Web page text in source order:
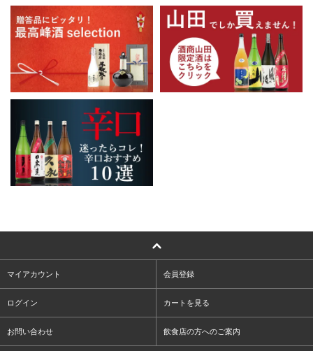
マイアカウント 会員登録
ログイン カートを見る
お問い合わせ 飲食店の方へのご案内